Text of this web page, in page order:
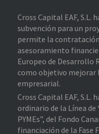
Cross Capital EAF, S.L.
subvención para un
permite la
asesoramiento
Europeo de Desarrollo
como objetivo
empresarial.
Cross Capital EAF, S.L.
ordinario de la Línea
PYMEs”, del Fondo
financiación de la Fase